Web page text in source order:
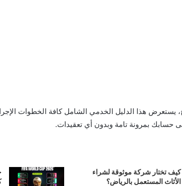
يستعرض هذا الدليل الخدمي الشامل كافة الخطوات
حسابك بمرونة تامة وبدون أي تعقيدات.
كيف تختار شركة موثوقة لشراء
الأثاث المستعمل بالرياض؟